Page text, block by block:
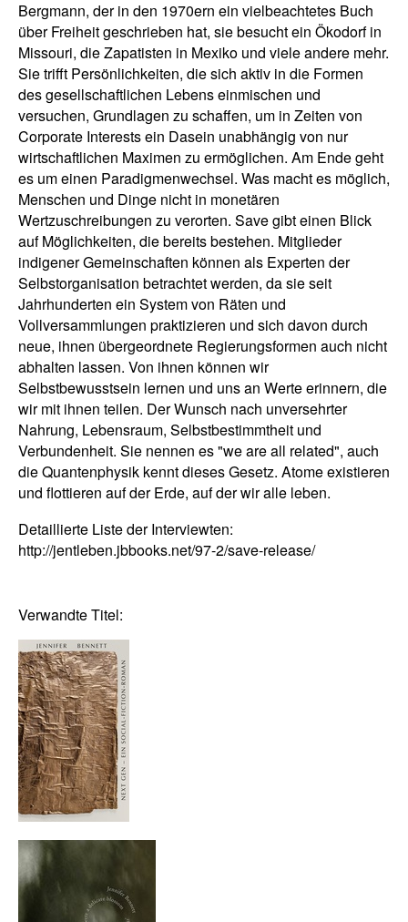
Bergmann, der in den 1970ern ein vielbeachtetes Buch
über Freiheit geschrieben hat, sie besucht ein Ökodorf in
Missouri, die Zapatisten in Mexiko und viele andere mehr.
Sie trifft Persönlichkeiten, die sich aktiv in die Formen
des gesellschaftlichen Lebens einmischen und
versuchen, Grundlagen zu schaffen, um in Zeiten von
Corporate Interests ein Dasein unabhängig von nur
wirtschaftlichen Maximen zu ermöglichen. Am Ende geht
es um einen Paradigmenwechsel. Was macht es möglich,
Menschen und Dinge nicht in monetären
Wertzuschreibungen zu verorten. Save gibt einen Blick
auf Möglichkeiten, die bereits bestehen. Mitglieder
indigener Gemeinschaften können als Experten der
Selbstorganisation betrachtet werden, da sie seit
Jahrhunderten ein System von Räten und
Vollversammlungen praktizieren und sich davon durch
neue, ihnen übergeordnete Regierungsformen auch nicht
abhalten lassen. Von ihnen können wir
Selbstbewusstsein lernen und uns an Werte erinnern, die
wir mit ihnen teilen. Der Wunsch nach unversehrter
Nahrung, Lebensraum, Selbstbestimmtheit und
Verbundenheit. Sie nennen es "we are all related", auch
die Quantenphysik kennt dieses Gesetz. Atome existieren
und flottieren auf der Erde, auf der wir alle leben.
Detaillierte Liste der Interviewten:
http://jentleben.jbbooks.net/97-2/save-release/
Verwandte Titel: